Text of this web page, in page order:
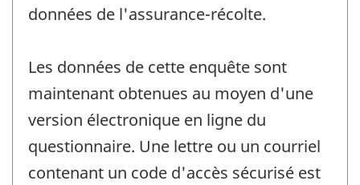
données de l'assurance-récolte.
Les données de cette enquête sont
maintenant obtenues au moyen d'une
version électronique en ligne du
questionnaire. Une lettre ou un courriel
contenant un code d'accès sécurisé est